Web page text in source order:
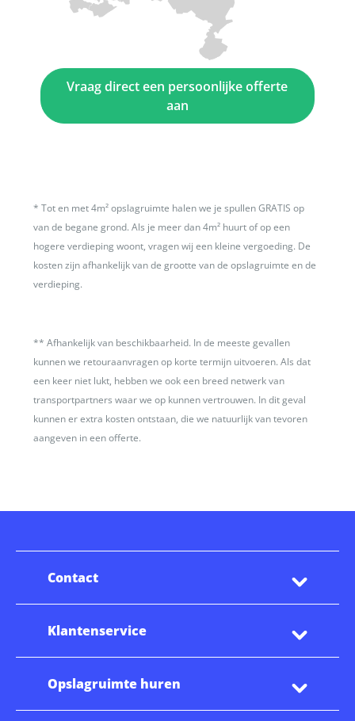
Vraag direct een persoonlijke offerte
aan
*Tot en met 4m² opslagruimte halen we je spullen GRATIS op
van de begane grond. Als je meer dan 4m² huurt of op een
hogere verdieping woont, vragen wij een kleine vergoeding. De
kosten zijn afhankelijk van de grootte van de opslagruimte en de
verdieping.
**Afhankelijk van beschikbaarheid. In de meeste gevallen
kunnen we retouraanvragen op korte termijn uitvoeren. Als dat
een keer niet lukt, hebben we ook een breed netwerk van
transportpartners waar we op kunnen vertrouwen. In dit geval
kunnen er extra kosten ontstaan, die we natuurlijk van tevoren
aangeven in een offerte.
Contact
Klantenservice
Opslagruimte huren